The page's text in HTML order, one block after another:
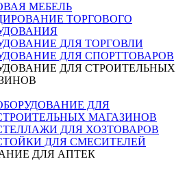
МЕБЕЛЬ
ТОРГОВОГО
ДЛЯ ТОРГОВЛИ
ДЛЯ СПОРТТОВАРОВ
ДЛЯ СТРОИТЕЛЬНЫХ
ДЛЯ
МАГАЗИНОВ
ДЛЯ ХОЗТОВАРОВ
ДЛЯ СМЕСИТЕЛЕЙ
ДЛЯ АПТЕК